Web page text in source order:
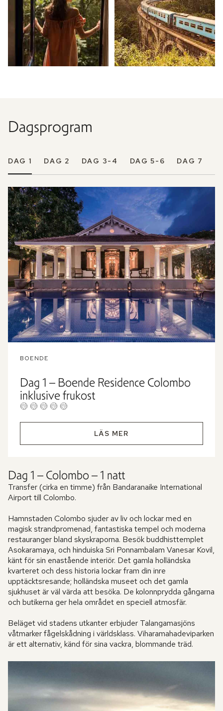
Dagsprogram
DAG 1 DAG 2 DAG 3-4 DAG 5-6 DAG 7
BOENDE
Dag 1 – Boende Residence Colombo
inklusive frukost
LÄS MER
Dag 1 – Colombo – 1 natt
Transfer (cirka en timme) från Bandaranaike International
Airport till Colombo.
Hamnstaden Colombo sjuder av liv och lockar med en
magisk strandpromenad, fantastiska tempel och moderna
restauranger bland skyskraporna. Besök buddhisttemplet
Asokaramaya, och hinduiska Sri Ponnambalam Vanesar Kovil,
känt för sin enastående interiör. Det gamla holländska
kvarteret och dess historia lockar fram din inre
upptäcktsresande; holländska museet och det gamla
sjukhuset är väl värda att besöka. De kolonnprydda gångarna
och butikerna ger hela området en speciell atmosfär.
Beläget vid stadens utkanter erbjuder Talangamasjöns
våtmarker fågelskådning i världsklass. Viharamahadeviparken
är ett alternativ, känd för sina vackra, blommande träd.